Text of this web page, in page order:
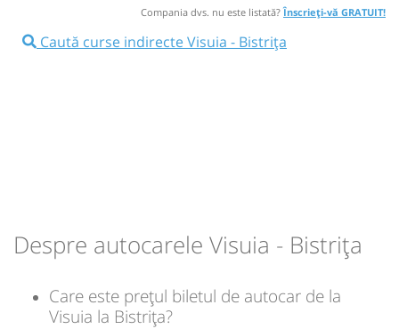
08:30 Statie Visuia
14 lei
Sursa:Transmixt SA - Bistrita| Ultima actualizare:08/2020
Compania dvs. nu este listată?Înscrieți-vă GRATUIT!
Caută curse indirecte Visuia - Bistrița
Despre autocarele Visuia - Bistrița
Care este prețul biletul de autocar de la
Visuia la Bistrița?